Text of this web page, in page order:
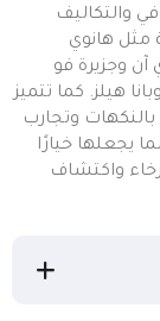
والتكاليف
مثل هانوي
آن وجزيرة فو
هيلز. كما تتميز
وتجارب
يجعلها خيارًا
واكتشاف